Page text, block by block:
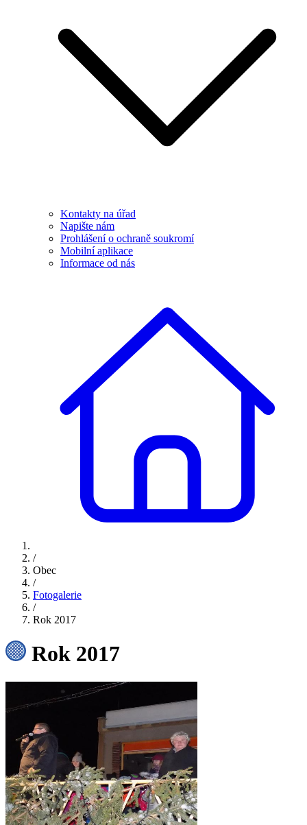
Kontakty na úřad
Napište nám
Prohlášení o ochraně soukromí
Mobilní aplikace
Informace od nás
/
Obec
/
Fotogalerie
/
Rok 2017
Rok 2017